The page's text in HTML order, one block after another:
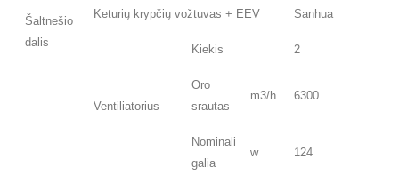
Šaltnešio
dalis
Keturių krypčių vožtuvas + EEV Sanhua
Ventiliatorius
Kiekis 2
Oro
srautas
m3/h 6300
Nominali
galia
w 124